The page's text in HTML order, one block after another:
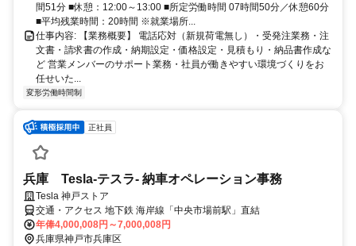
間51分 ■休憩：12:00～13:00 ■所定労働時間 07時間50分／休憩60分
■平均残業時間：20時間 ※就業場所...
仕事内容: 【業務概要】 電話応対（新規荷電無し）・受発注業務・注
文書・請求書の作成・納期設定・価格設定・見積もり・納品書作成な
ど 営業メンバーのサポート業務・社員が働きやすい環境づくりをお
任せいた...
変形労働時間制
正社員
兵庫 Tesla-テスラ- 納車オペレーション事務
Tesla 神戸ストア
交通・アクセス 地下鉄 海岸線「中央市場前駅」直結
年俸4,000,008円～7,000,008円
兵庫県神戸市兵庫区